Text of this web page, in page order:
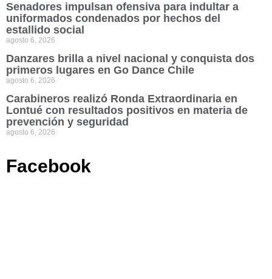
Senadores impulsan ofensiva para indultar a
uniformados condenados por hechos del
estallido social
agosto 6, 2026
Danzares brilla a nivel nacional y conquista dos
primeros lugares en Go Dance Chile
agosto 6, 2026
Carabineros realizó Ronda Extraordinaria en
Lontué con resultados positivos en materia de
prevención y seguridad
agosto 6, 2026
Facebook